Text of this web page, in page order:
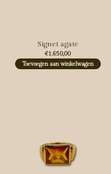
Signet agate
€1.650,00
Toevoegen aan winkelwagen